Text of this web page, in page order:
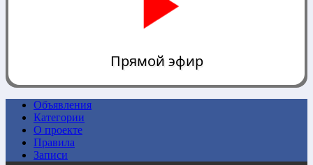
0:00
Прямой эфир
Объявления
Категории
О проекте
Правила
Записи